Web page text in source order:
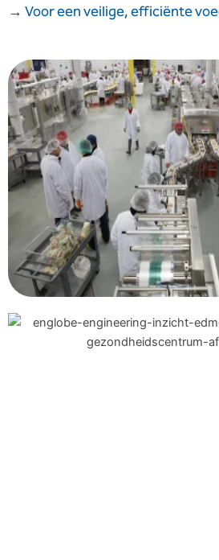
→ Voor een veilige, efficiënte